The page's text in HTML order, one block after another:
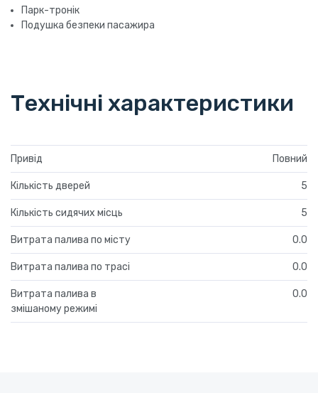
Технічні характеристики
Привід Повний
Кількість дверей 5
Кількість сидячих місць 5
Витрата палива по місту 0.0
Витрата палива по трасі 0.0
Витрата палива в
змішаному режимі
0.0
Парк-тронік
Подушка безпеки пасажира